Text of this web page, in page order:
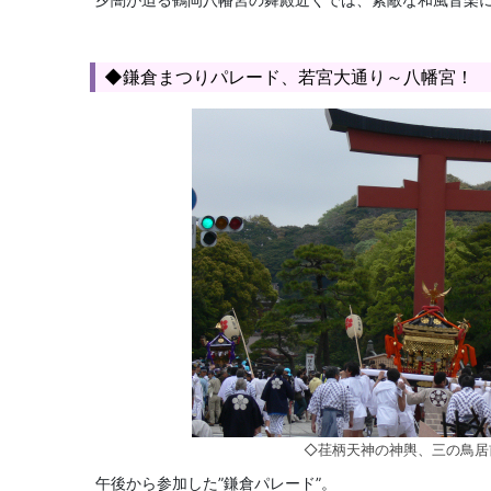
◆鎌倉まつりパレード、若宮大通り～八幡宮！
◇荏柄天神の神輿、三の鳥居
午後から参加した”鎌倉パレード”。